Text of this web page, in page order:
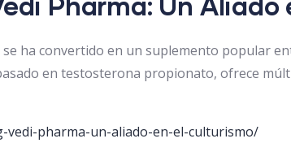
se ha convertido en un suplemento popular
en testosterona propionato, ofrece
pharma-un-aliado-en-el-culturismo/